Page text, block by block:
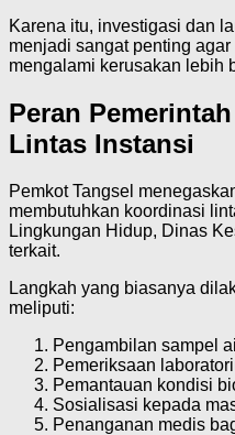
Karena itu, investigasi dan
menjadi sangat penting
mengalami kerusakan lebih
Peran
Lintas Instansi
Pemkot Tangsel
membutuhkan koordinasi
Lingkungan Hidup, Dinas
terkait.
Langkah yang biasanya
meliputi:
Pengambilan sampel
Pemeriksaan
Pemantauan kondisi
Sosialisasi kepada
Penanganan medis